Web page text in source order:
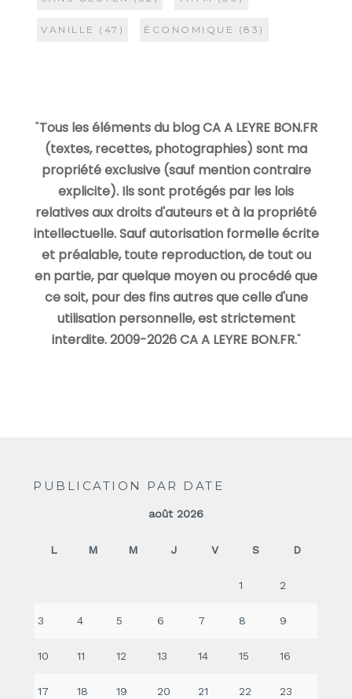
VANILLE (47) ÉCONOMIQUE (83)
"Tous les éléments du blog CA A LEYRE BON.FR
(textes, recettes, photographies) sont ma
propriété exclusive (sauf mention contraire
explicite). Ils sont protégés par les lois
relatives aux droits d'auteurs et à la propriété
intellectuelle. Sauf autorisation formelle écrite
et préalable, toute reproduction, de tout ou
en partie, par quelque moyen ou procédé que
ce soit, pour des fins autres que celle d'une
utilisation personnelle, est strictement
interdite. 2009-2026 CA A LEYRE BON.FR."
PUBLICATION PAR DATE
août 2026
L M M J V S D
1 2
3 4 5 6 7 8 9
10 11 12 13 14 15 16
17 18 19 20 21 22 23